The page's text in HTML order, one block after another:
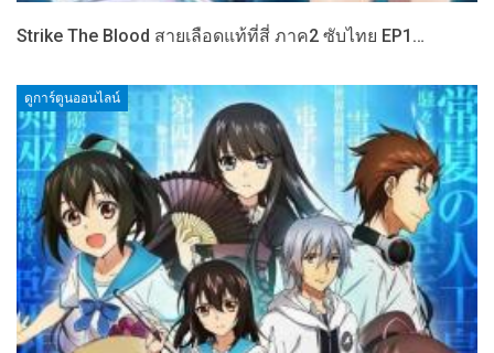
Strike The Blood สายเลือดแท้ที่สี่ ภาค2 ซับไทย EP1…
ดูการ์ตูนออนไลน์